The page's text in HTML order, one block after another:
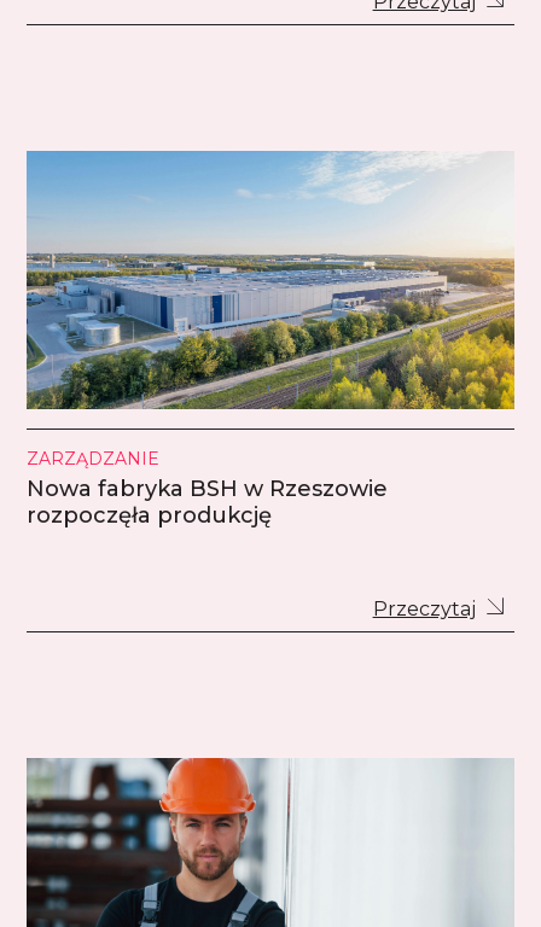
ZARZĄDZANIE
Nowa fabryka BSH w Rzeszowie
rozpoczęła produkcję
Przeczytaj